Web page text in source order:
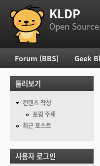
부 메뉴 KLDP
Open
주 메뉴
Forum (BBS) Geek
둘러보기
컨텐츠 작성
포럼 주제
최근 포스트
사용자 로그인